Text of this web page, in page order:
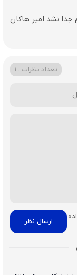
جدا نشد امیر هاکان
تعداد نظرات : 1